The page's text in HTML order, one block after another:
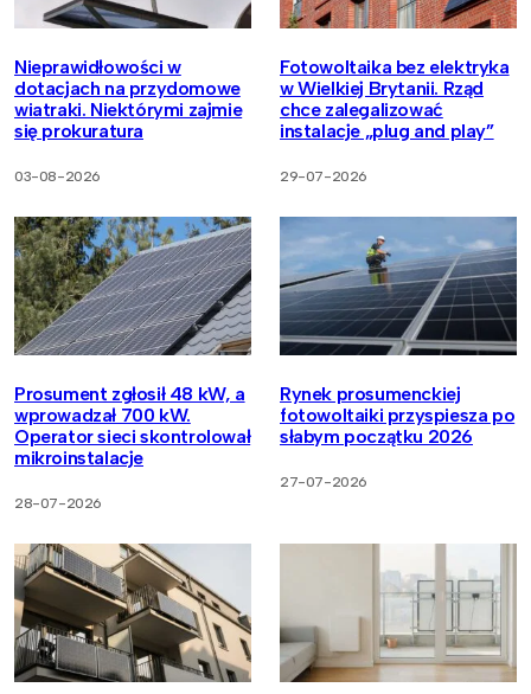
Nieprawidłowości w
dotacjach na przydomowe
wiatraki. Niektórymi zajmie
się prokuratura
03-08-2026
Fotowoltaika bez elektryka
w Wielkiej Brytanii. Rząd
chce zalegalizować
instalacje „plug and play”
29-07-2026
Prosument zgłosił 48 kW, a
wprowadzał 700 kW.
Operator sieci skontrolował
mikroinstalacje
28-07-2026
Rynek prosumenckiej
fotowoltaiki przyspiesza po
słabym początku 2026
27-07-2026